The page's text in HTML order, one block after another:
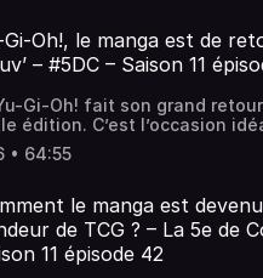
Gi-Oh!, le manga est de
– #5DC – Saison 11
Gi-Oh! fait son grand
édition. C’est l’occasion
l’œuvre culte de Kazuki
un manga souvent réduit, à
épisode 43 est apparu en
de débat autour du
• 64:55
le manga est
de TCG ? – La 5e de
11 épisode 42